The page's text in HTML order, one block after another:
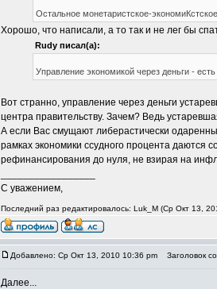
Остальное монетаристское-
Хорошо, что написали, а то так и не лег бы
Rudy писал(а):
Управление экономикой через деньги -
Вот странно, управление через деньги
центра правительству. Зачем? Ведь
А если Вас смущают либерастически
рамках экономики ссудного процента даются
рефинансирования до нуля, не взирая на
С уважением,
Последний раз редактировалось: Luk_M (Ср Окт 13,
Добавлено: Ср Окт 13, 2010 10:36 pm Заголовок
Далее...